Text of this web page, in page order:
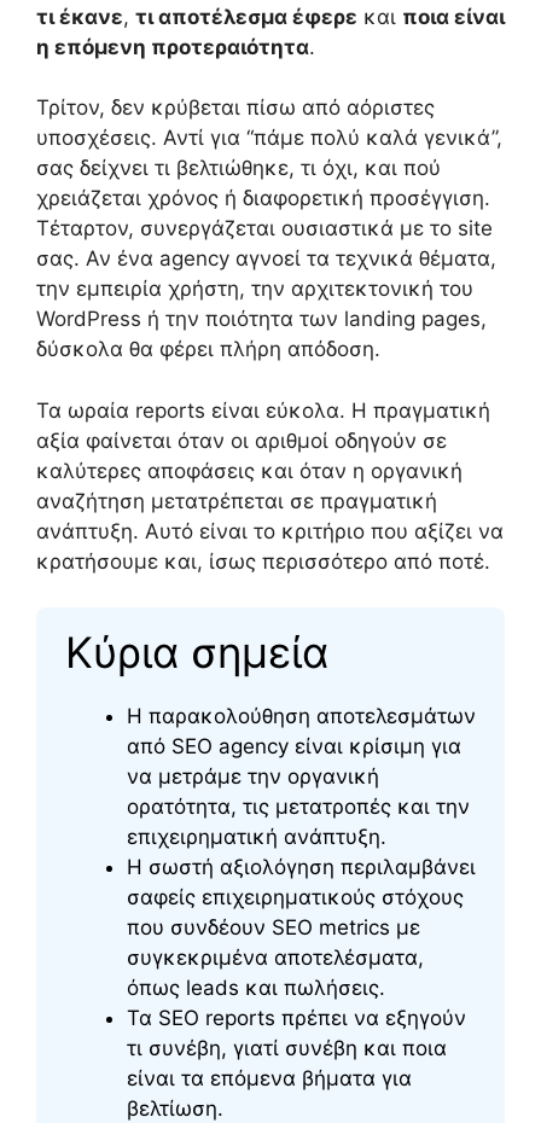
τι έκανε, τι αποτέλεσμα έφερε και ποια είναι
η επόμενη προτεραιότητα.
Τρίτον, δεν κρύβεται πίσω από αόριστες
υποσχέσεις. Αντί για “πάμε πολύ καλά γενικά”,
σας δείχνει τι βελτιώθηκε, τι όχι, και πού
χρειάζεται χρόνος ή διαφορετική προσέγγιση.
Τέταρτον, συνεργάζεται ουσιαστικά με το site
σας. Αν ένα agency αγνοεί τα τεχνικά θέματα,
την εμπειρία χρήστη, την αρχιτεκτονική του
WordPress ή την ποιότητα των landing pages,
δύσκολα θα φέρει πλήρη απόδοση.
Τα ωραία reports είναι εύκολα. Η πραγματική
αξία φαίνεται όταν οι αριθμοί οδηγούν σε
καλύτερες αποφάσεις και όταν η οργανική
αναζήτηση μετατρέπεται σε πραγματική
ανάπτυξη. Αυτό είναι το κριτήριο που αξίζει να
κρατήσουμε και, ίσως περισσότερο από ποτέ.
Κύρια σημεία
Η παρακολούθηση αποτελεσμάτων
από SEO agency είναι κρίσιμη για
να μετράμε την οργανική
ορατότητα, τις μετατροπές και την
επιχειρηματική ανάπτυξη.
Η σωστή αξιολόγηση περιλαμβάνει
σαφείς επιχειρηματικούς στόχους
που συνδέουν SEO metrics με
συγκεκριμένα αποτελέσματα,
όπως leads και πωλήσεις.
Τα SEO reports πρέπει να εξηγούν
τι συνέβη, γιατί συνέβη και ποια
είναι τα επόμενα βήματα για
βελτίωση.